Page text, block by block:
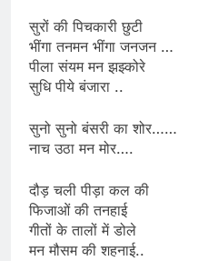
सुरों की पिचकारी छुटी
भींगा तनमन भींगा जनजन …
पीला संयम मन झझ्कोरे
सुधि पीये बंजारा ..
सुनो सुनो बंसरी का शोर……
नाच उठा मन मोर….
दौड़ चली पीड़ा कल की
फिजाओं की तनहाई
गीतों के तालों में डोले
मन मौसम की शहनाई..